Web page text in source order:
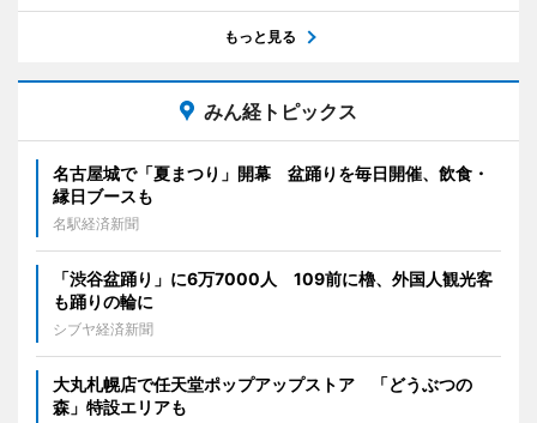
もっと見る
みん経トピックス
名古屋城で「夏まつり」開幕 盆踊りを毎日開催、飲食・
縁日ブースも
名駅経済新聞
「渋谷盆踊り」に6万7000人 109前に櫓、外国人観光客
も踊りの輪に
シブヤ経済新聞
大丸札幌店で任天堂ポップアップストア 「どうぶつの
森」特設エリアも